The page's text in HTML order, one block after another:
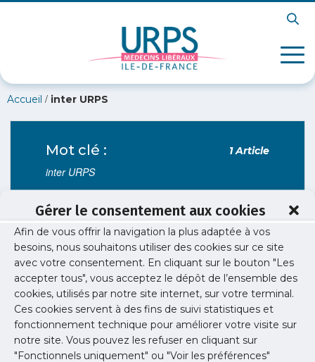
Gérer le consentement aux cookies
Afin de vous offrir la navigation la plus adaptée à vos
besoins, nous souhaitons utiliser des cookies sur ce site
avec votre consentement. En cliquant sur le bouton "Les
accepter tous", vous acceptez le dépôt de l’ensemble des
cookies, utilisés par notre site internet, sur votre terminal.
Ces cookies servent à des fins de suivi statistiques et
fonctionnement technique pour améliorer votre visite sur
notre site. Vous pouvez les refuser en cliquant sur
"Fonctionnels uniquement" ou "Voir les préférences"
Accueil / inter URPS
Mot clé : 1 Article
inter URPS
Santé publique
Covid long : prise en charge en Ile-de-
France
Comment repérer et prendre en charge les
patients en Ile-de-France
Lire l'article